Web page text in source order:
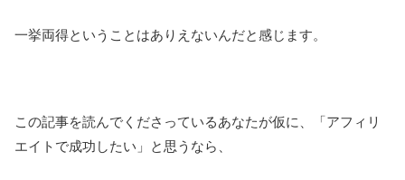
一挙両得ということはありえないんだと感じます。
この記事を読んでくださっているあなたが仮に、「アフィリ
エイトで成功したい」と思うなら、